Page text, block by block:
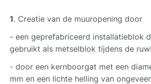
1. Creatie van de muuropening door
- een geprefabriceerd installatieblok
gebruikt als metselblok tijdens de
- door een kernboorgat met een
mm en een lichte helling van